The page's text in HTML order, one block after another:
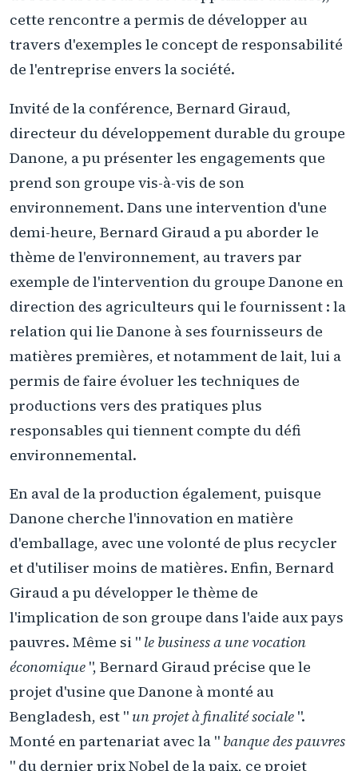
cette rencontre a permis de développer au
travers d'exemples le concept de responsabilité
de l'entreprise envers la société.
Invité de la conférence, Bernard Giraud,
directeur du développement durable du groupe
Danone, a pu présenter les engagements que
prend son groupe vis-à-vis de son
environnement. Dans une intervention d'une
demi-heure, Bernard Giraud a pu aborder le
thème de l'environnement, au travers par
exemple de l'intervention du groupe Danone en
direction des agriculteurs qui le fournissent : la
relation qui lie Danone à ses fournisseurs de
matières premières, et notamment de lait, lui a
permis de faire évoluer les techniques de
productions vers des pratiques plus
responsables qui tiennent compte du défi
environnemental.
En aval de la production également, puisque
Danone cherche l'innovation en matière
d'emballage, avec une volonté de plus recycler
et d'utiliser moins de matières. Enfin, Bernard
Giraud a pu développer le thème de
l'implication de son groupe dans l'aide aux pays
pauvres. Même si " le business a une vocation
économique ", Bernard Giraud précise que le
projet d'usine que Danone à monté au
Bengladesh, est " un projet à finalité sociale ".
Monté en partenariat avec la " banque des pauvres
" du dernier prix Nobel de la paix, ce projet